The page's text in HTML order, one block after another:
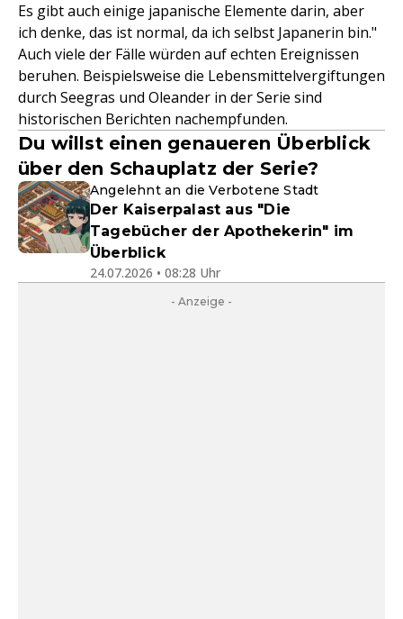
Es gibt auch einige japanische Elemente darin, aber
ich denke, das ist normal, da ich selbst Japanerin bin."
Auch viele der Fälle würden auf echten Ereignissen
beruhen. Beispielsweise die Lebensmittelvergiftungen
durch Seegras und Oleander in der Serie sind
historischen Berichten nachempfunden.
Du willst einen genaueren Überblick
über den Schauplatz der Serie?
Angelehnt an die Verbotene Stadt
Der Kaiserpalast aus "Die
Tagebücher der Apothekerin" im
Überblick
24.07.2026 • 08:28 Uhr
- Anzeige -